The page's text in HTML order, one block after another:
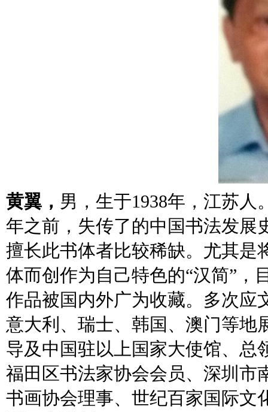
黄翼， 男，生于1938年，江苏人
年之前，失传了的中国书法发
擅长此书体者比较稀缺。尤其是
体而创作为自己特色的“汉简”，
作品被国内外广为收藏。多次应
意大利、瑞士、韩国、澳门等地
导及中国驻以上国家大使馆、总
福田区书法家协会会员、深圳市
书画协会理事、世纪百家国际文